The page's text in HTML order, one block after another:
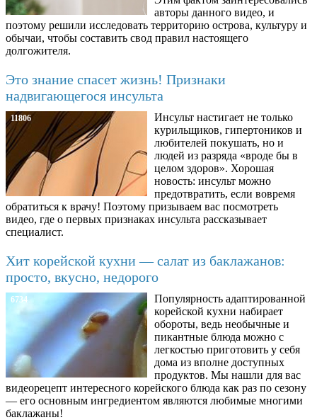
авторы данного видео, и
поэтому решили исследовать территорию острова, культуру и
обычаи, чтобы составить свод правил настоящего
долгожителя.
Это знание спасет жизнь! Признаки
надвигающегося инсульта
11806
Инсульт настигает не только
курильщиков, гипертоников и
любителей покушать, но и
людей из разряда «вроде бы в
целом здоров». Хорошая
новость: инсульт можно
предотвратить, если вовремя
обратиться к врачу! Поэтому призываем вас посмотреть
видео, где о первых признаках инсульта рассказывает
специалист.
Хит корейской кухни — салат из баклажанов:
просто, вкусно, недорого
6734
Популярность адаптированной
корейской кухни набирает
обороты, ведь необычные и
пикантные блюда можно с
легкостью приготовить у себя
дома из вполне доступных
продуктов. Мы нашли для вас
видеорецепт интересного корейского блюда как раз по сезону
— его основным ингредиентом являются любимые многими
баклажаны!